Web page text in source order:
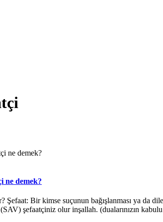
ne demek?
Şefaat: Bir kimse suçunun bağışlanması ya da
şefaatçiniz olur inşallah. (dualarınızın